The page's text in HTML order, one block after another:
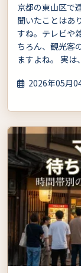
京都の東山区で
聞いたことはあ
すね。テレビや
ちろん、観光客
ますよね。 実は
2026年05月